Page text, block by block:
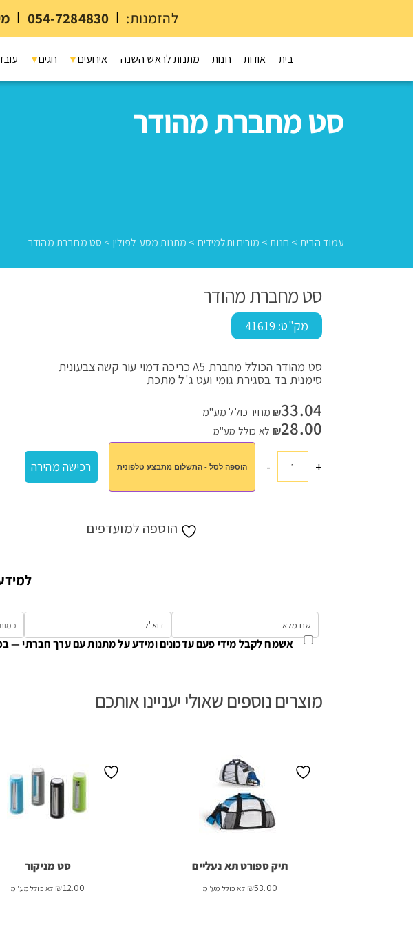
להזמנות: |
054-7284830
|
בית אודות חנות מתנות לראש השנה אירועים חגים
סט מחברת מהודר
עמוד הבית > חנות> מורים ותלמידים > מתנות מסע לפולין > סט מחברת מהודר
חנות>מורים ותלמידים>מתנות מסע לפולין >סט מחברת מהודר
סט מחברת מהודר
מק"ט: 41619
סט מהודר הכולל מחברת A5 כריכה דמוי עור קשה צבעונית
סימנית בד בסגירת גומי ועט ג'ל מתכת
₪33.04
מחיר כולל מע"מ
₪28.00 לא כולל מע"מ
+כמות
- הוספה לסל - התשלום מתבצע טלפונית רכישה מהירה
הוספה למועדפים
אשמח לקבל מידי פעם עדכונים ומידע על מתנות עם ערך חברתי —
מוצרים נוספים שאולי יעניינו אותכם
תיק ספורט תא נעליים
₪53.00 לא כולל מע"מ
סט מניקור
₪12.00 לא כולל מע"מ